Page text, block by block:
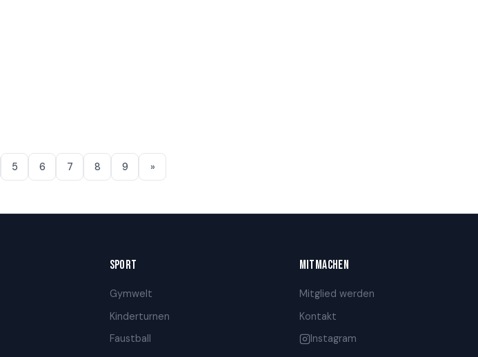
5 6 7 8 9 »
SPORT
Gymwelt
Kinderturnen
Faustball
MITMACHEN
Mitglied werden
Kontakt
Instagram